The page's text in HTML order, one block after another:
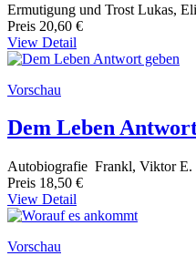
Ermutigung und Trost Lukas,
Preis 20,60 €
View Detail
Vorschau
Dem Leben
Autobiografie Frankl, Viktor E.
Preis 18,50 €
View Detail
Vorschau